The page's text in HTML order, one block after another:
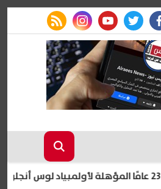
facebook
twitter
youtube
instagram
rss feed